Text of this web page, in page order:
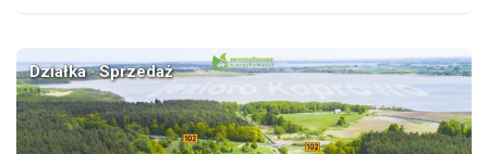
Działka · Sprzedaż